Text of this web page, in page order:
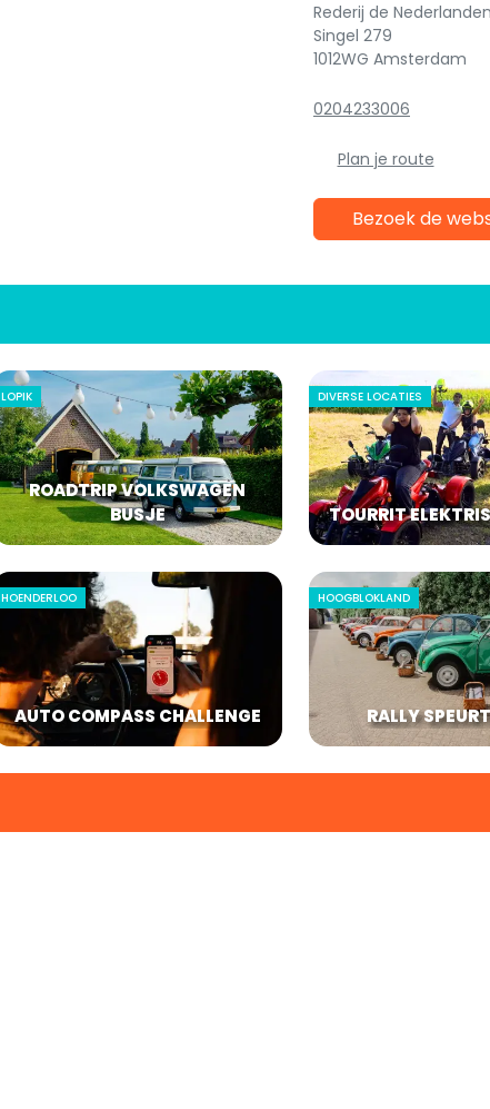
Rederij de Nederlanden
Singel 279
1012WG Amsterdam
0204233006
Plan je route
Bezoek de
LOPIK
ROADTRIP VOLKSWAGEN
BUSJE
DIVERSE LOCATIES
TOURRIT
HOENDERLOO
AUTO COMPASS CHALLENGE
HOOGBLOKLAND
RALLY